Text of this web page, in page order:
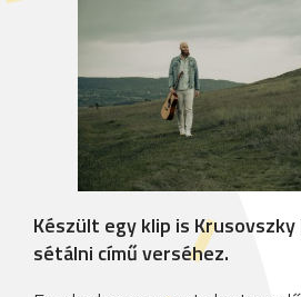
Készült egy klip is Krusovszky
sétálni című verséhez.